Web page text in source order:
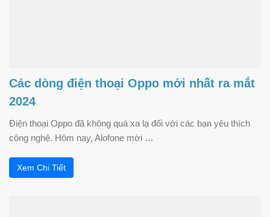
Các dòng điện thoại Oppo mới nhất ra mắt
2024
Điện thoại Oppo đã không quá xa lạ đối với các bạn yêu thích
công nghệ. Hôm nay, Alofone mời …
Xem Chi Tiết